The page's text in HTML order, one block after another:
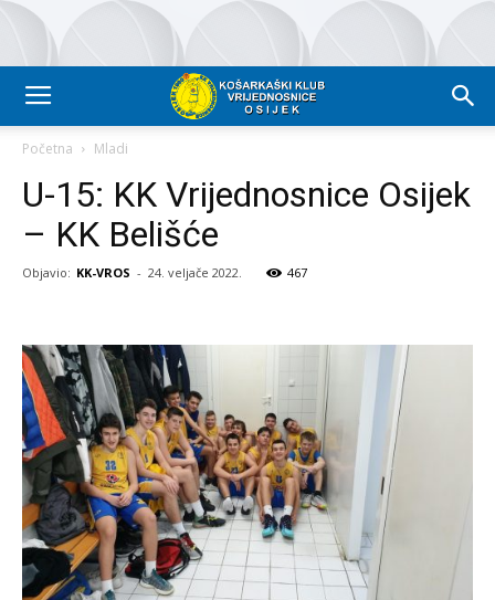
Početna Mladi
U-15: KK Vrijednosnice Osijek
– KK Belišće
Objavio: KK-VROS - 24. veljače 2022. 467